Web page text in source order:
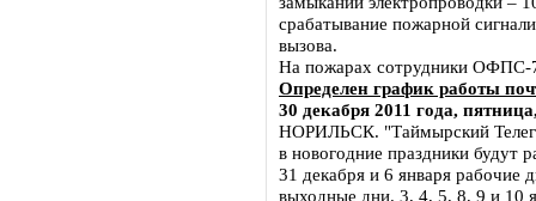
срабатывание пожарной
вызова.
На пожарах сотрудники ОФПС-7
Определен график работы
30 декабря 2011 года,
НОРИЛЬСК. "Таймырский
в новогодние праздники будут
31 декабря и 6 января рабочие
выходные дни. 3, 4, 5, 8, 9 и 10